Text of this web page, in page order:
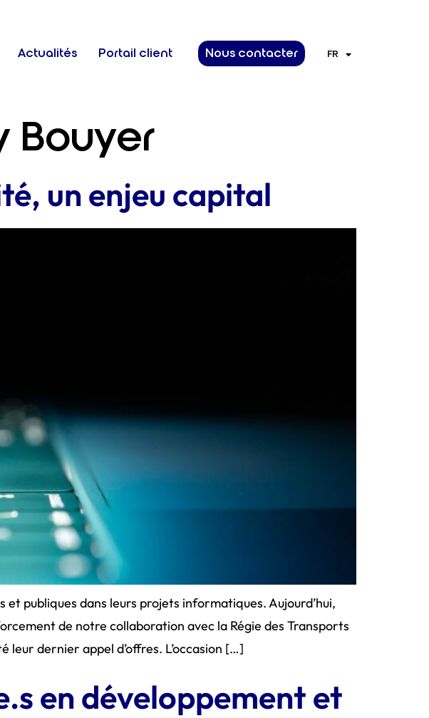
Actualités Portail client Nous contacter FR
EN
Bouyer
un enjeu capital
et publiques dans leurs projets informatiques. Aujourd’hui,
de notre collaboration avec la Régie des Transports
dernier appel d’offres. L’occasion […]
en développement et